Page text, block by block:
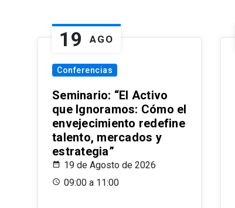
19 AGO
Conferencias
Seminario: “El Activo
que Ignoramos: Cómo el
envejecimiento redefine
talento, mercados y
estrategia”
19 de Agosto de 2026
09:00 a 11:00